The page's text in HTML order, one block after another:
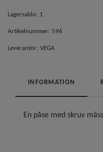
Lagersaldo: 1
Artikelnummer: 596
Leverantör: VEGA
INFORMATION
En påse med skruv